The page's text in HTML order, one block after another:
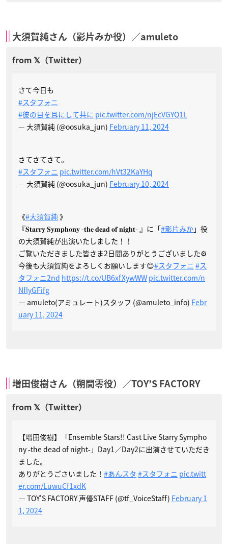
大須賀純さん（影片みか役）／amuleto
さて今日も
#スタフォニ
#彼の目を耳にして共に pic.twitter.com/njEcVGYQ1L
— 大須賀純 (@oosuka_jun) February 11, 2024
さてさてさて。
#スタフォニ pic.twitter.com/hVt32KaYHq
— 大須賀純 (@oosuka_jun) February 10, 2024
《#大須賀純》
『𝐒𝐭𝐚𝐫𝐫𝐲 𝐒𝐲𝐦𝐩𝐡𝐨𝐧𝐲 -𝐭𝐡𝐞 𝐝𝐞𝐚𝐝 𝐨𝐟 𝐧𝐢𝐠𝐡𝐭- 』に「#影片みか」役
の大須賀純が出演いたしました！！
ご覧いただきました皆さま2日間ありがとうございました⚙️
今後も大須賀純をよろしくお願いします😊#スタフォニ #ス
タフォニ2nd https://t.co/UB6xfXywWW pic.twitter.com/n
NflyGFifg
— amuleto(アミュレート)スタッフ (@amuleto_info) Febr
uary 11, 2024
増田俊樹さん（朔間零役）／TOY’S FACTORY
【増田俊樹】「Ensemble Stars!! Cast Live Starry Sympho
ny -the dead of night-」Day1／Day2に出演させていただき
ました。
ありがとうごさいました！ #あんスタ #スタフォニ pic.twitt
er.com/LuwuCf1xdK
— TOY'S FACTORY 声優STAFF (@tf_VoiceStaff) February 1
1, 2024